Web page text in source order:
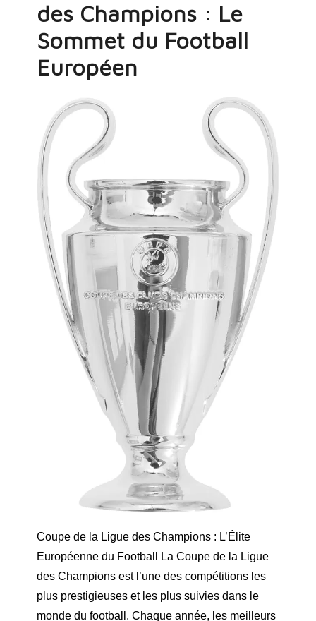
des Champions : Le
Sommet du Football
Européen
Coupe de la Ligue des Champions : L’Élite
Européenne du Football La Coupe de la Ligue
des Champions est l’une des compétitions les
plus prestigieuses et les plus suivies dans le
monde du football. Chaque année, les meilleurs